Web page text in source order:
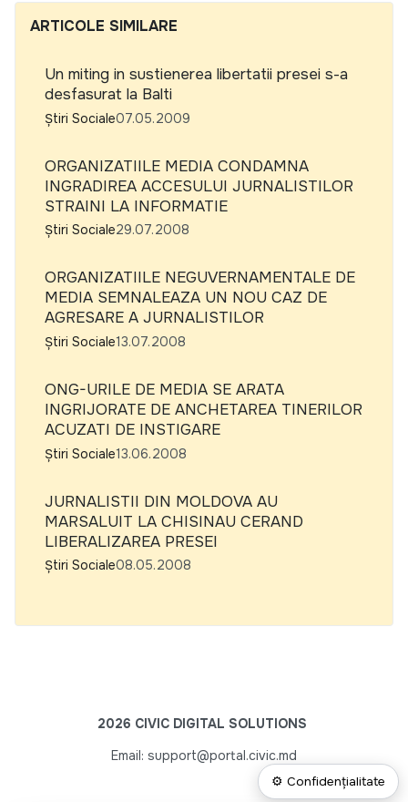
ARTICOLE SIMILARE
Un miting in sustienerea libertatii presei s-a
desfasurat la Balti
Știri Sociale07.05.2009
ORGANIZATIILE MEDIA CONDAMNA
INGRADIREA ACCESULUI JURNALISTILOR
STRAINI LA INFORMATIE
Știri Sociale29.07.2008
ORGANIZATIILE NEGUVERNAMENTALE DE
MEDIA SEMNALEAZA UN NOU CAZ DE
AGRESARE A JURNALISTILOR
Știri Sociale13.07.2008
ONG-URILE DE MEDIA SE ARATA
INGRIJORATE DE ANCHETAREA TINERILOR
ACUZATI DE INSTIGARE
Știri Sociale13.06.2008
JURNALISTII DIN MOLDOVA AU
MARSALUIT LA CHISINAU CERAND
LIBERALIZAREA PRESEI
Știri Sociale08.05.2008
2026 CIVIC DIGITAL SOLUTIONS
Email: support@portal.civic.md
⚙ Confidențialitate